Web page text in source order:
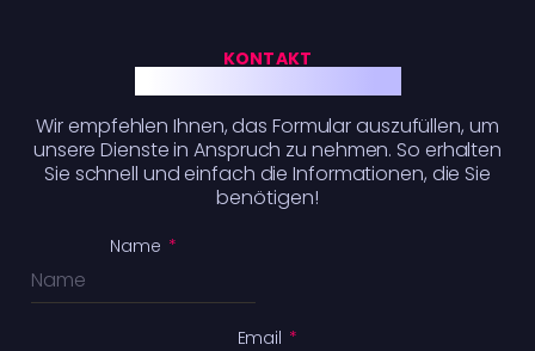
KONTAKT
Wir empfehlen Ihnen, das Formular auszufüllen, um
unsere Dienste in Anspruch zu nehmen. So erhalten
Sie schnell und einfach die Informationen, die Sie
benötigen!
Name *
Email *